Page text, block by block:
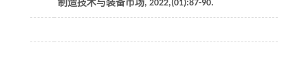
制造技术与装备市场, 2022,(01):87-90.